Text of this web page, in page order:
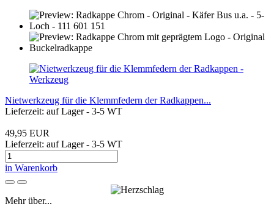
Nietwerkzeug für die Klemmfedern der Radkappen...
Lieferzeit: auf Lager - 3-5 WT
49,95 EUR
Lieferzeit: auf Lager - 3-5 WT
in Warenkorb
Mehr über...